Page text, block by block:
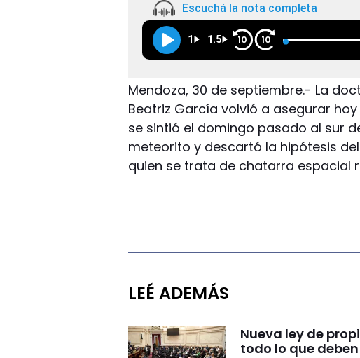
Escuchá la nota completa
1 1.5 10 10
Mendoza, 30 de septiembre.- La
Beatriz García volvió a asegurar
se sintió el domingo pasado al sur
meteorito y descartó la hipótesis
quien se trata de chatarra espacial
LEÉ ADEMÁS
Nueva ley de
todo lo que